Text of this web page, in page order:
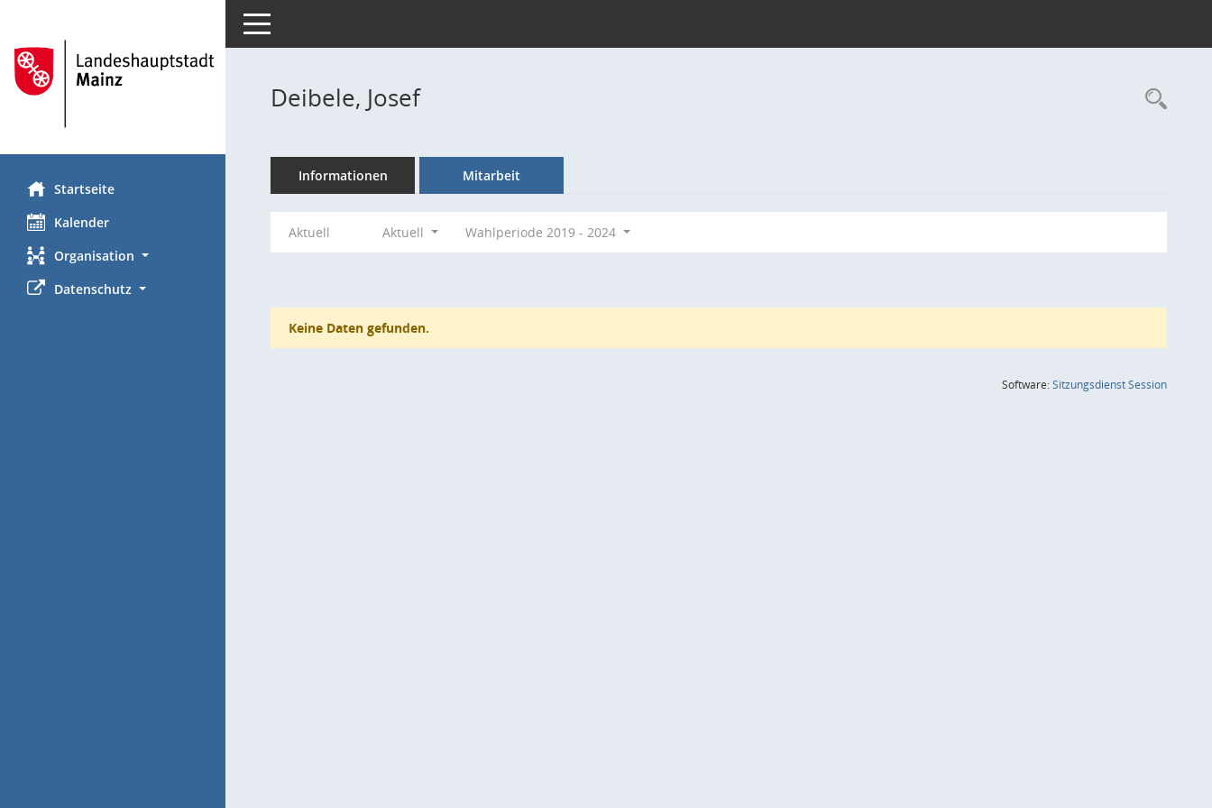
Startseite
Kalender
Organisation
Datenschutz
Toggle navigation
Deibele, Josef
Informationen Mitarbeit
Aktuell Aktuell Wahlperiode 2019 - 2024
Keine Daten gefunden.
Software:SitzungsdienstSession(Wird in